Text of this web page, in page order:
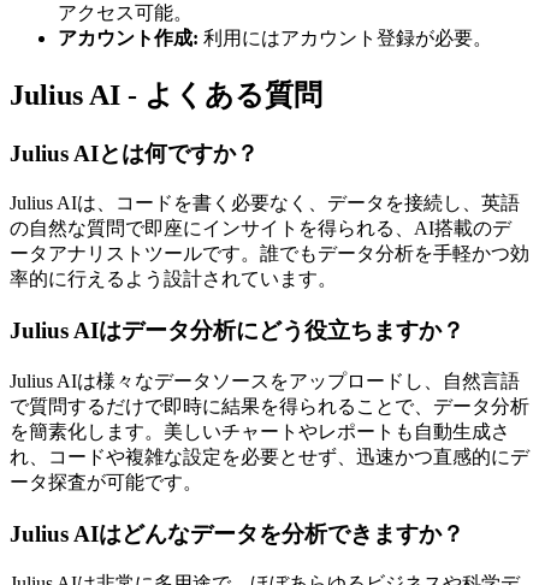
アクセス可能。
アカウント作成: 利用にはアカウント登録が必要。
Julius AI - よくある質問
Julius AIとは何ですか？
Julius AIは、コードを書く必要なく、データを接続し、英語
の自然な質問で即座にインサイトを得られる、AI搭載のデ
ータアナリストツールです。誰でもデータ分析を手軽かつ効
率的に行えるよう設計されています。
Julius AIはデータ分析にどう役立ちますか？
Julius AIは様々なデータソースをアップロードし、自然言語
で質問するだけで即時に結果を得られることで、データ分析
を簡素化します。美しいチャートやレポートも自動生成さ
れ、コードや複雑な設定を必要とせず、迅速かつ直感的にデ
ータ探査が可能です。
Julius AIはどんなデータを分析できますか？